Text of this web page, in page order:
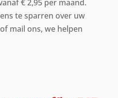
€ 2,95 per maand.
te sparren over uw
mail ons, we helpen